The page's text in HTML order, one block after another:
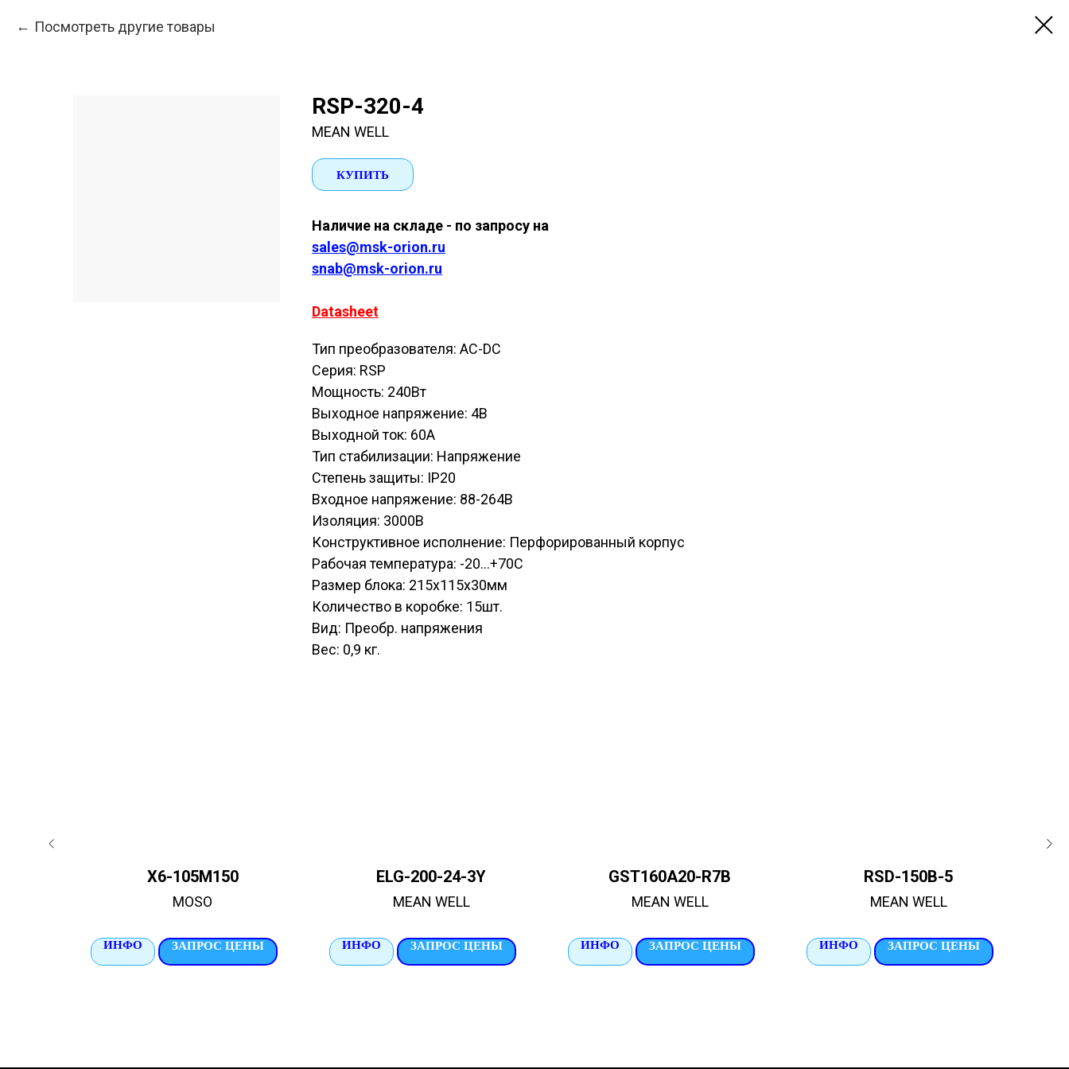
Посмотреть другие товары
RSP-320-4
MEAN WELL
КУПИТЬ
Наличие на складе - по запросу на
sales@msk-orion.ru
snab@msk-orion.ru
Datasheet
Тип преобразователя: AC-DC
Серия: RSP
Мощность: 240Вт
Выходное напряжение: 4В
Выходной ток: 60А
Тип стабилизации: Напряжение
Степень защиты: IP20
Входное напряжение: 88-264В
Изоляция: 3000В
Конструктивное исполнение: Перфорированный корпус
Рабочая температура: -20...+70С
Размер блока: 215х115х30мм
Количество в коробке: 15шт.
Вид: Преобр. напряжения
Вес: 0,9 кг.
X6-105M150
MOSO
ИНФО ЗАПРОС ЦЕНЫ
ELG-200-24-3Y
MEAN WELL
ИНФО ЗАПРОС ЦЕНЫ
GST160A20-R7B
MEAN WELL
ИНФО ЗАПРОС ЦЕНЫ
RSD-150B-5
MEAN WELL
ИНФО ЗАПРОС ЦЕНЫ